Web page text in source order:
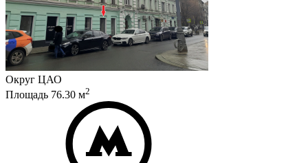
Округ ЦАО
Площадь 76.30 м2